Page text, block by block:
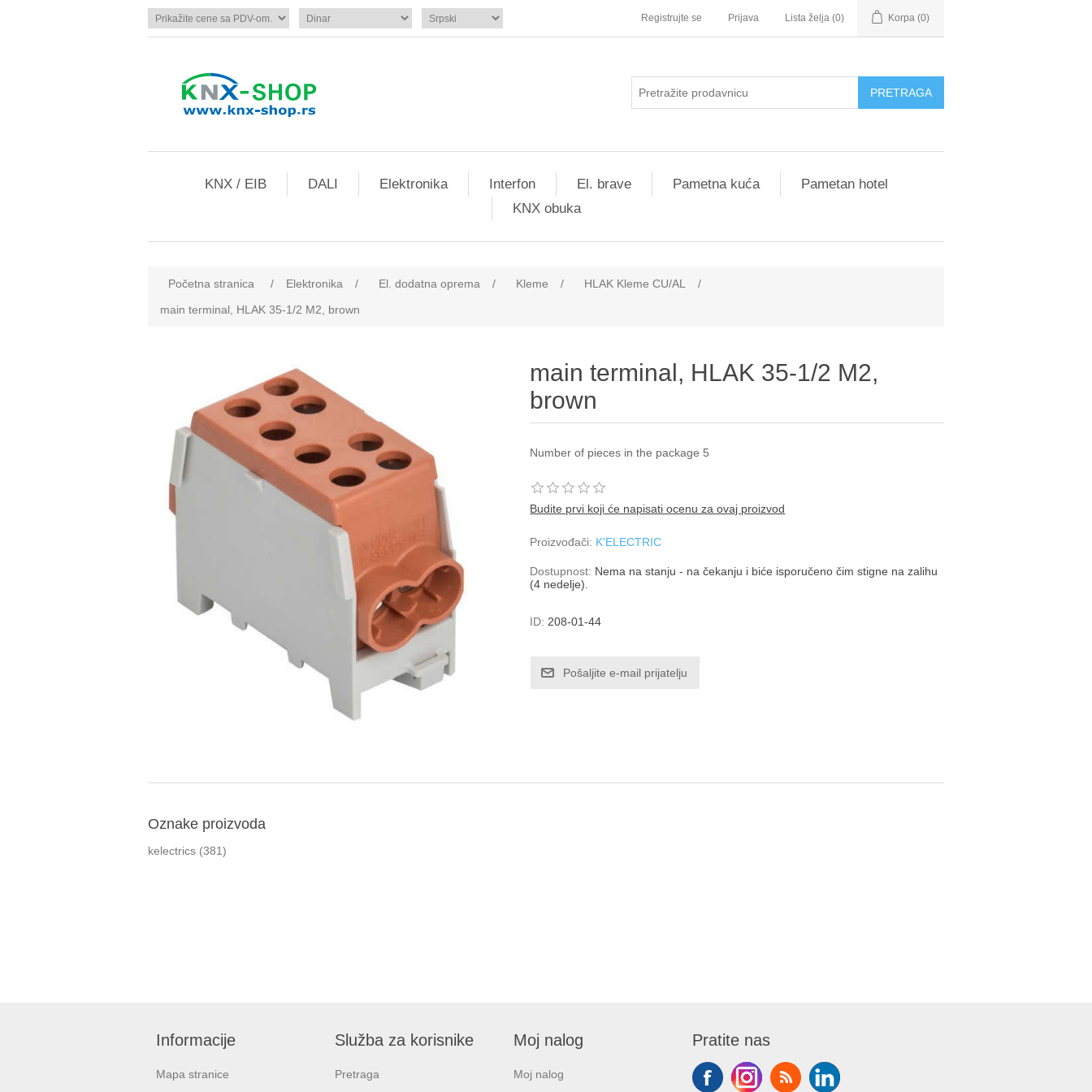
Registrujte se Prijava Lista želja (0) Korpa (0)
KNX / EIB DALI Elektronika Interfon El. brave Pametna kuća
Pametan hotel
KNX obuka
Početna stranica / Elektronika / El. dodatna oprema / Kleme / HLAK Kleme CU/AL
/
main terminal, HLAK 35-1/2 M2, brown
main terminal, HLAK 35-1/2 M2,
brown
Number of pieces in the package 5
Budite prvi koji će napisati ocenu za ovaj proizvod
Proizvođači: K'ELECTRIC
Dostupnost: Nema na stanju - na čekanju i biće isporučeno čim stigne na zalihu
(4 nedelje).
ID: 208-01-44
Oznake proizvoda
kelectrics (381)
Informacije
Mapa stranice
Služba za korisnike
Pretraga
Moj nalog
Moj nalog
Pratite nas